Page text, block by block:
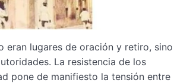
eran lugares de oración y retiro, sino
La resistencia de los
pone de manifiesto la tensión entre